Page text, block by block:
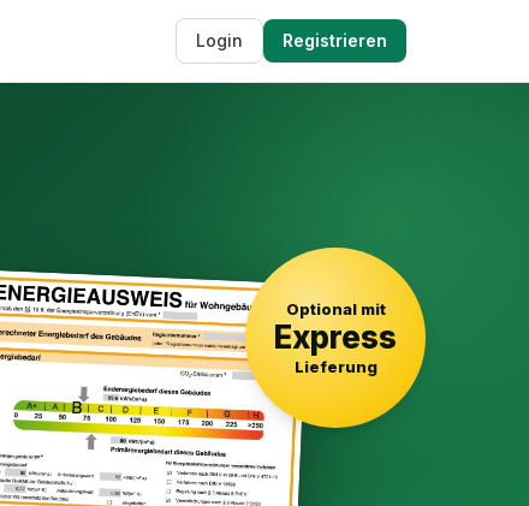
Login Registrieren
Optional mit
Express
Lieferung